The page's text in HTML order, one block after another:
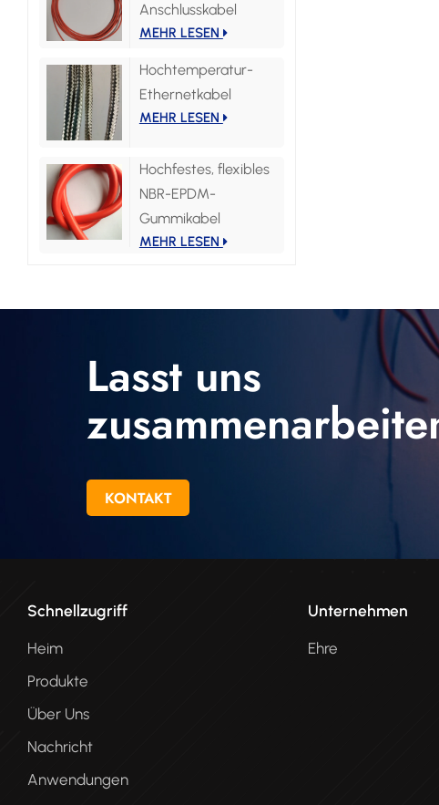
Anschlusskabel
MEHR LESEN
Hochtemperatur-
Ethernetkabel
MEHR LESEN
Hochfestes, flexibles
NBR-EPDM-
Gummikabel
MEHR LESEN
Lasst uns
KONTAKT
Schnellzugriff
Heim
Produkte
Über Uns
Nachricht
Anwendungen
Unternehmen
Ehre